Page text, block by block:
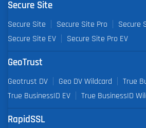
Secure Site
Secure Site Secure Site Pro
Secure
Secure Site EV
Secure Site Pro EV
GeoTrust
Geotrust DV Geo DV Wildcard
True
True BusinessID EV
True BusinessID
RapidSSL